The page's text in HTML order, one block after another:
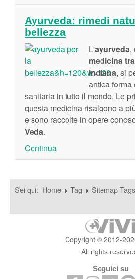
Ayurveda: rimedi
bellezza
L'ayurveda,
medicina
indiana, si
antica forma
sanitaria in tutto il mondo. Le
questa medicina risalgono a
e sono raccolte in opere
Veda.
Continua
Sei qui: Home Tag Sitemap Tags
Copyright © 2012-
All rights
Seguici su